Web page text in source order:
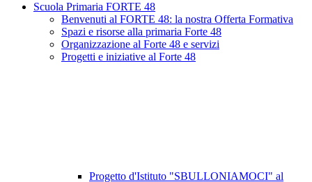
Scuola Primaria FORTE 48
Benvenuti al FORTE 48: la nostra Offerta Formativa
Spazi e risorse alla primaria Forte 48
Organizzazione al Forte 48 e servizi
Progetti e iniziative al Forte 48
Progetto d'Istituto "SBULLONIAMOCI" al